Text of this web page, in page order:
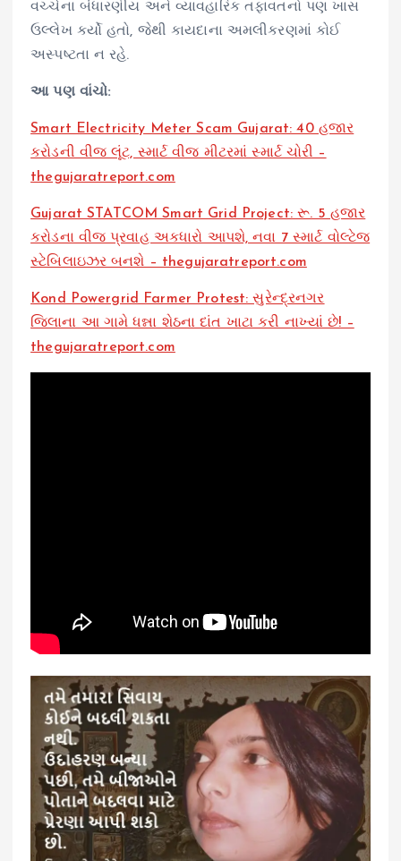
વચ્ચેના બંધારણીય અને વ્યાવહારિક તફાવતનો પણ ખાસ
ઉલ્લેખ કર્યો હતો, જેથી કાયદાના અમલીકરણમાં કોઈ
અસ્પષ્ટતા ન રહે.
આ પણ વાંચો:
Smart Electricity Meter Scam Gujarat: 40 હજાર
કરોડની વીજ લૂંટ, સ્માર્ટ વીજ મીટરમાં સ્માર્ટ ચોરી –
thegujaratreport.com
Gujarat STATCOM Smart Grid Project: રૂ. 5 હજાર
કરોડના વીજ પ્રવાહ અકધારો આપશે, નવા 7 સ્માર્ટ વોલ્ટેજ
સ્ટેબિલાઇઝર બનશે – thegujaratreport.com
Kond Powergrid Farmer Protest: સુરેન્દ્રનગર
જિલાના આ ગામે ધન્ના શેઠના દાંત ખાટા કરી નાખ્યાં છે! –
thegujaratreport.com